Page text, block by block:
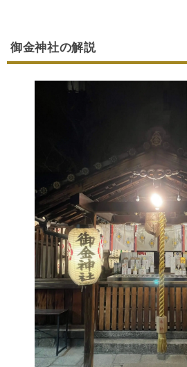
御金神社の解説